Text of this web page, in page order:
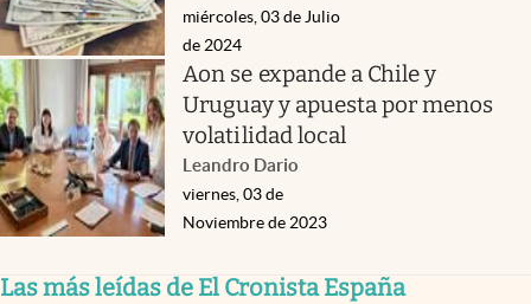
miércoles, 03 de Julio
de 2024
Aon se expande a Chile y
Uruguay y apuesta por menos
volatilidad local
Leandro Dario
viernes, 03 de
Noviembre de 2023
Las más leídas de El Cronista España